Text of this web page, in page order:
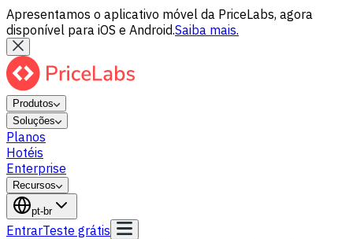
Apresentamos o aplicativo móvel da PriceLabs, agora
disponível para iOS e Android.Saiba mais.
Produtos
Soluções
Planos
Hotéis
Enterprise
Recursos
pt-br
EntrarTeste grátis